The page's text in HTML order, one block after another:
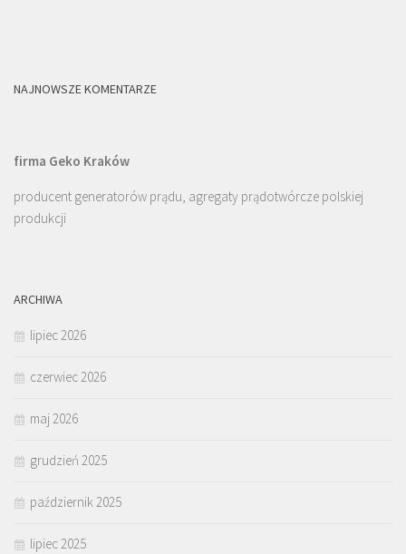
NAJNOWSZE KOMENTARZE
firma Geko Kraków
producent generatorów prądu, agregaty prądotwórcze polskiej
produkcji
ARCHIWA
lipiec 2026
czerwiec 2026
maj 2026
grudzień 2025
październik 2025
lipiec 2025